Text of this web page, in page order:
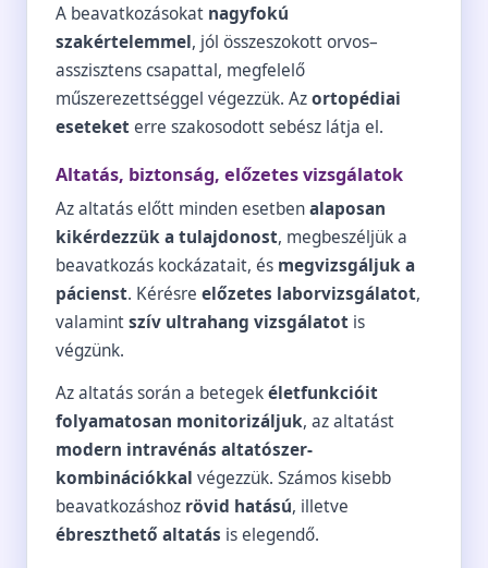
A beavatkozásokat nagyfokú
szakértelemmel, jól összeszokott orvos–
asszisztens csapattal, megfelelő
műszerezettséggel végezzük. Azortopédiai
eseteketerre szakosodott sebész látja el.
Altatás, biztonság, előzetes vizsgálatok
Az altatás előtt minden esetbenalaposan
kikérdezzük a tulajdonost, megbeszéljük a
beavatkozás kockázatait, és megvizsgáljuk a
pácienst. Kérésre előzetes laborvizsgálatot,
valamintszív ultrahang vizsgálatotis
végzünk.
Az altatás során a betegekéletfunkcióit
folyamatosan monitorizáljuk, az altatást
modern intravénás altatószer-
kombinációkkal végezzük. Számos kisebb
beavatkozáshoz rövid hatású, illetve
ébreszthető altatás is elegendő.